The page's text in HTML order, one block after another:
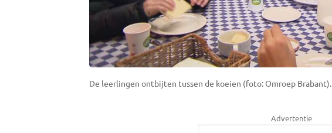
De leerlingen ontbijten tussen de koeien (foto: Omroep Brabant).
Advertentie